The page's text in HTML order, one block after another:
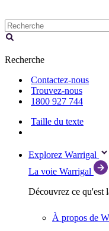
Rechercher:
Recherche
Contactez-nous
Trouvez-nous
1800 927 744
Taille du texte
Explorez Warrigal
La voie Warrigal
Découvrez ce qu'est
À propos de